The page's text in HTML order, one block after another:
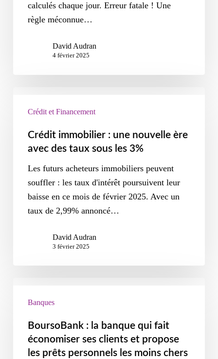
calculés chaque jour. Erreur fatale ! Une
règle méconnue…
David Audran
4 février 2025
Crédit et Financement
Crédit immobilier : une nouvelle ère
avec des taux sous les 3%
Les futurs acheteurs immobiliers peuvent
souffler : les taux d'intérêt poursuivent leur
baisse en ce mois de février 2025. Avec un
taux de 2,99% annoncé…
David Audran
3 février 2025
Banques
BoursoBank : la banque qui fait
économiser ses clients et propose
les prêts personnels les moins chers